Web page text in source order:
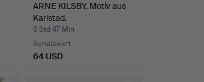
ARNE KILSBY. Motiv aus
Karlstad.
6 Std 47 Min
Schätzwert
64 USD